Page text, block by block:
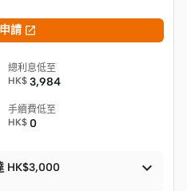
請 
總利息低至
HK$ 3,984
手續費低至
HK$ 0
HK$3,000 